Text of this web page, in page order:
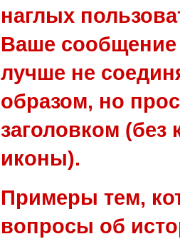
наглых
Ваше
лучше не
образом, но
заголовком (без
иконы).
Примеры тем,
вопросы об